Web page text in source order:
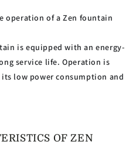
operation of a Zen fountain
is equipped with an energy-
service life. Operation is
low power consumption and
OF ZEN